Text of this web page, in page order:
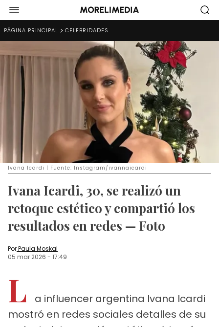
PÁGINA PRINCIPAL CELEBRIDADES
Ivana Icardi | Fuente: Instagram/ivannaicardi
Ivana Icardi, 30, se realizó un
retoque estético y compartió los
resultados en redes — Foto
PorPaula Moskal
05 mar 2026 - 17:49
L
a influencer argentina Ivana Icardi
mostró en redes sociales detalles de su